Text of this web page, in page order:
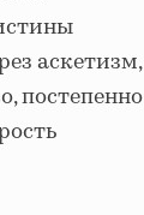
аскетизм,
постепенно